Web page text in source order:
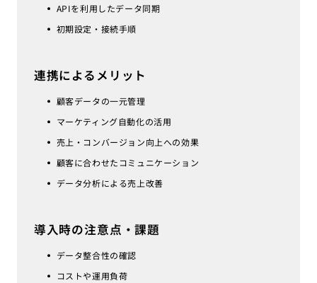
APIを利用したデータ同期
初期設定・接続手順
連携によるメリット
顧客データの一元管理
マーケティング自動化の活用
売上・コンバージョン向上への効果
顧客に合わせたコミュニケーション
データ分析による売上改善
導入時の注意点・課題
データ整合性の確認
コストや運用負荷